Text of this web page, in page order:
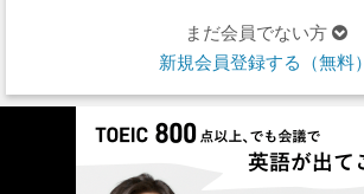
まだ会員でない方
新規会員登録する（無料）